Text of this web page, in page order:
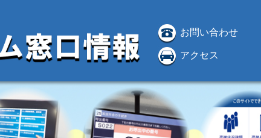
お問い合わせ
アクセス